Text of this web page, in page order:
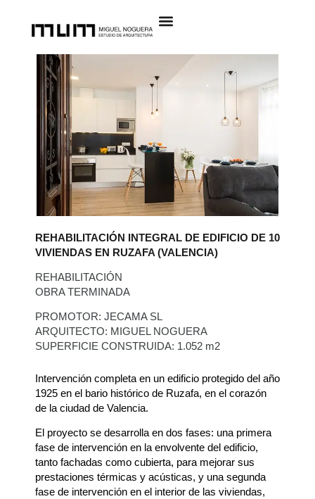
REHABILITACIÓN INTEGRAL DE EDIFICIO DE 10
VIVIENDAS EN RUZAFA (VALENCIA)
REHABILITACIÓN
OBRA TERMINADA
PROMOTOR: JECAMA SL
ARQUITECTO: MIGUEL NOGUERA
SUPERFICIE CONSTRUIDA: 1.052 m2
Intervención completa en un edificio protegido del año
1925 en el bario histórico de Ruzafa, en el corazón
de la ciudad de Valencia.
El proyecto se desarrolla en dos fases: una primera
fase de intervención en la envolvente del edificio,
tanto fachadas como cubierta, para mejorar sus
prestaciones térmicas y acústicas, y una segunda
fase de intervención en el interior de las viviendas,